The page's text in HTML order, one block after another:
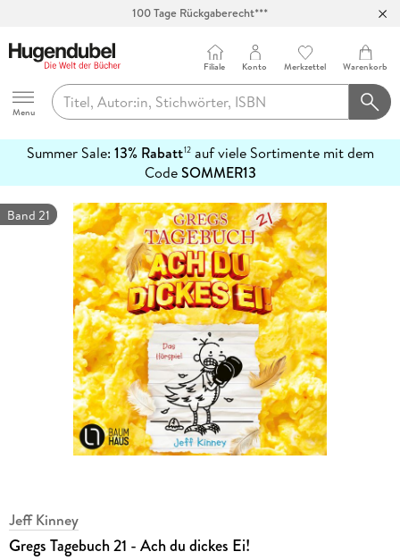
100 Tage Rückgaberecht***
Hugendubel
Menu
Filiale Konto Merkzettel Warenkorb
Summer Sale: 13% Rabatt12auf viele Sortimente mit dem
CodeSOMMER13
erfahren
Band 21
Jeff Kinney
Gregs Tagebuch 21 - Ach du dickes Ei!